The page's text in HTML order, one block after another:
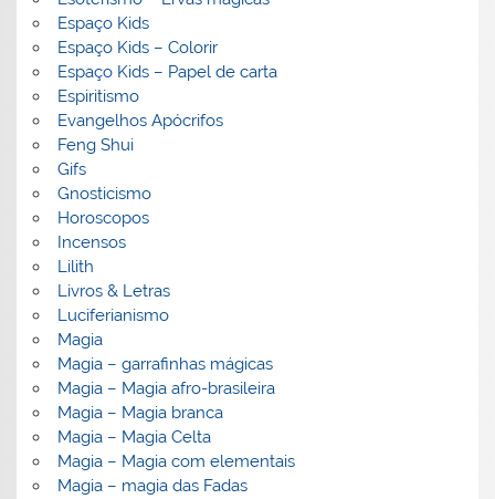
Espaço Kids
Espaço Kids – Colorir
Espaço Kids – Papel de carta
Espiritismo
Evangelhos Apócrifos
Feng Shui
Gifs
Gnosticismo
Horoscopos
Incensos
Lilith
Livros & Letras
Luciferianismo
Magia
Magia – garrafinhas mágicas
Magia – Magia afro-brasileira
Magia – Magia branca
Magia – Magia Celta
Magia – Magia com elementais
Magia – magia das Fadas